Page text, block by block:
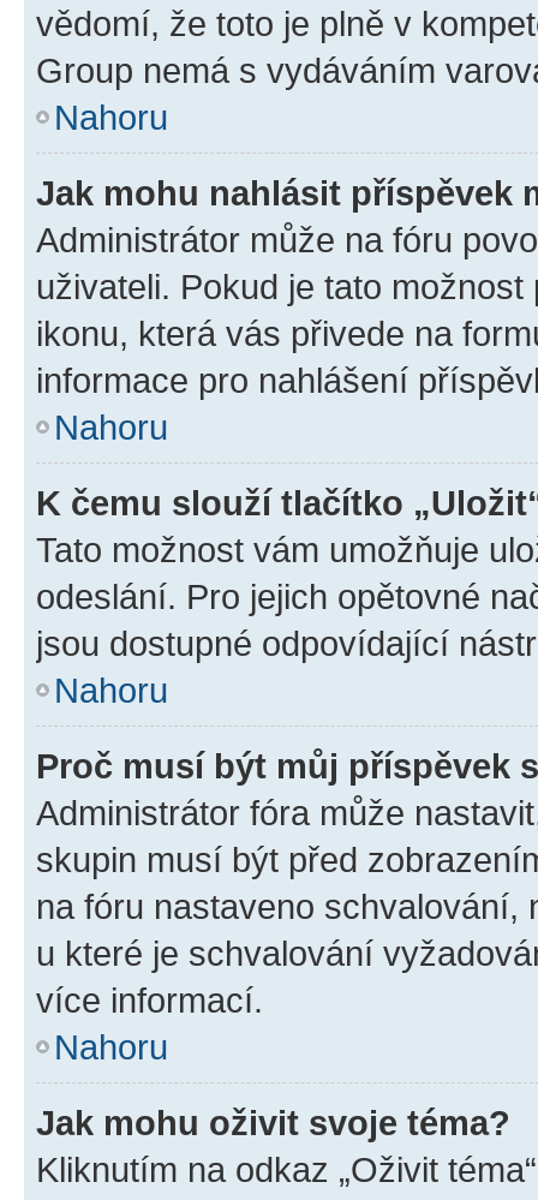
vědomí, že toto je plně v
Group nemá s vydáváním
Nahoru
Jak mohu nahlásit příspěvek
Administrátor může na fóru
uživateli. Pokud je tato
ikonu, která vás přivede na
informace pro nahlášení
Nahoru
K čemu slouží tlačítko
Tato možnost vám umožňuje
odeslání. Pro jejich opětovné
jsou dostupné odpovídající
Nahoru
Proč musí být můj příspěvek
Administrátor fóra může
skupin musí být před
na fóru nastaveno schvalování,
u které je schvalování
více informací.
Nahoru
Jak mohu oživit svoje téma?
Kliknutím na odkaz „Oživit